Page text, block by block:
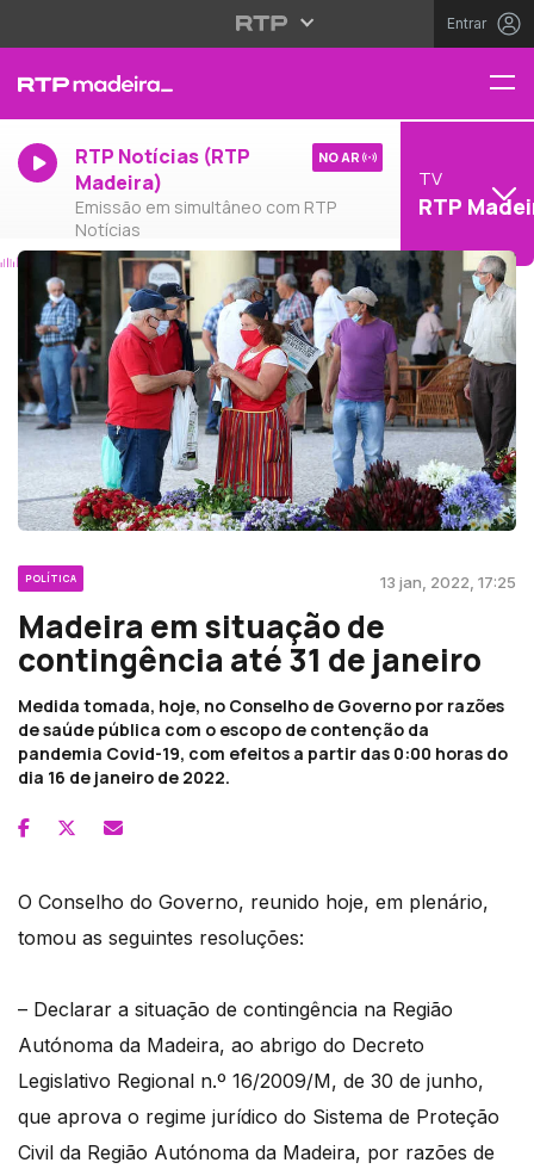
Entrar
RTP Notícias (RTP
Madeira)
Emissão em simultâneo com RTP
Notícias
NO AR
TV
RTP
POLÍTICA 13 jan, 2022, 17:25
Madeira em situação de
contingência até 31 de janeiro
Medida tomada, hoje, no Conselho de Governo por razões
de saúde pública com o escopo de contenção da
pandemia Covid-19, com efeitos a partir das 0:00 horas do
dia 16 de janeiro de 2022.
O Conselho do Governo, reunido hoje, em plenário,
tomou as seguintes resoluções:
– Declarar a situação de contingência na Região
Autónoma da Madeira, ao abrigo do Decreto
Legislativo Regional n.º 16/2009/M, de 30 de junho,
que aprova o regime jurídico do Sistema de Proteção
Civil da Região Autónoma da Madeira, por razões de